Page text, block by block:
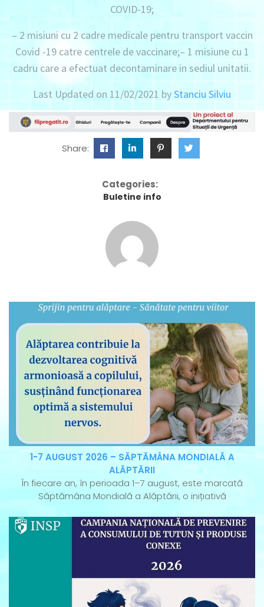
COVID-19;
– 2 misiunicu 2 cadre medicale pentru transport vaccin
Covid -19 catre centrele de vaccinare;– 1 misiunecu 1
cadru care a efectuat decontaminare in sediul unitatii.
Last Updated on 11/02/2021 byStanciu Silviu
Share:
Categories:
Buletine info
1-7 AUGUST 2026 – SĂPTĂMÂNA MONDIALĂ A
ALĂPTĂRII
În fiecare an, în perioada 1–7 august, este marcată
Săptămâna Mondială a Alăptării, o inițiativă